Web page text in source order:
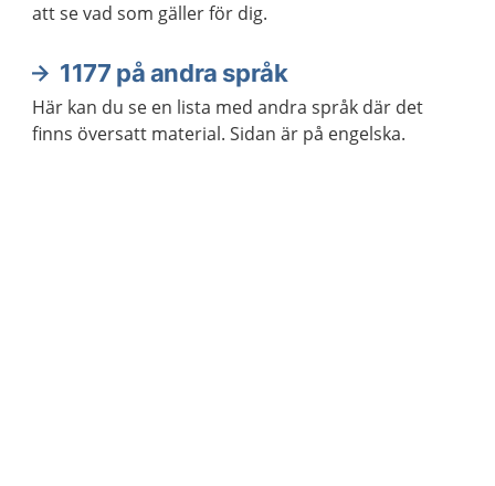
att se vad som gäller för dig.
1177 på andra språk
Här kan du se en lista med andra språk där det
finns översatt material. Sidan är på engelska.